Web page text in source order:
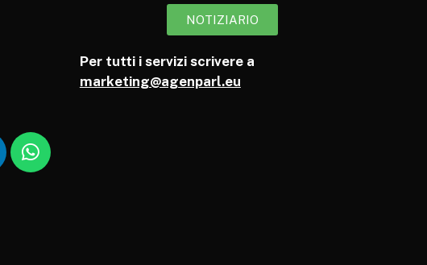
NOTIZIARIO
Per tutti i servizi scrivere a
marketing@agenparl.eu